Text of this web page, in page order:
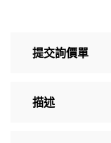
提交詢價單
描述